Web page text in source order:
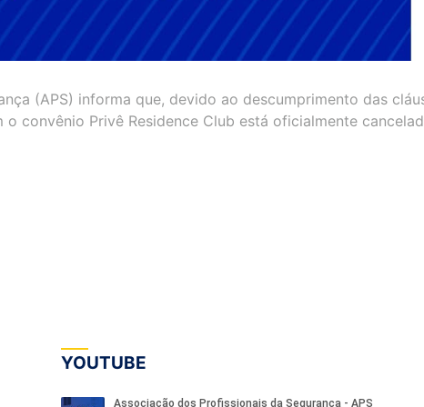
(APS) informa que, devido ao descumprimento das
convênio Privê Residence Club está oficialmente
YOUTUBE